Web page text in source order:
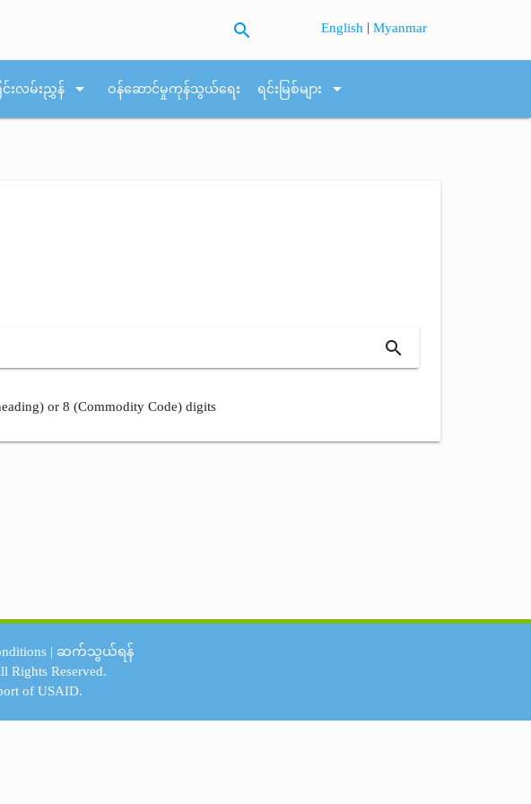
search English |Myanmar
င်းလမ်းညွှန် arrow_drop_down ဝန်ဆောင်မှုကုန်သွယ်ရေး ရင်းမြစ်များ arrow_drop_down
search
or 8 (Commodity Code) digits
| ဆက်သွယ်ရန်
Rights Reserved.
ofUSAID.